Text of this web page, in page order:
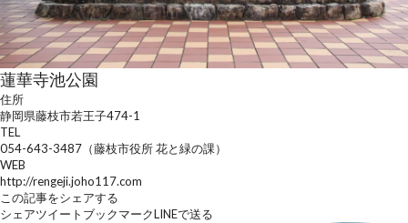
蓮華寺池公園
住所
静岡県藤枝市若王子474-1
TEL
054-643-3487（藤枝市役所 花と緑の課）
WEB
http://rengeji.joho117.com
この記事をシェアする
シェアツイート ブックマークLINEで送る